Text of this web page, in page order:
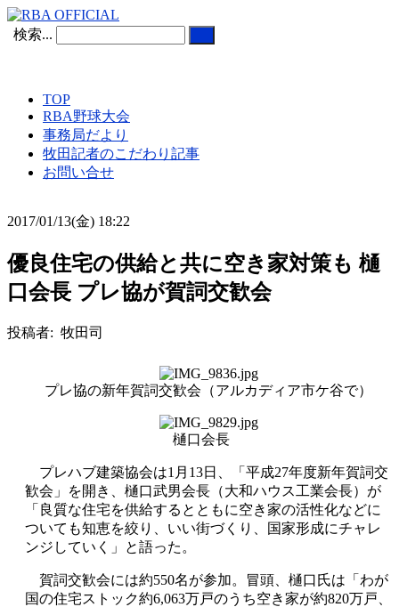
検索...
TOP
RBA野球大会
事務局だより
牧田記者のこだわり記事
お問い合せ
2017/01/13(金) 18:22
優良住宅の供給と共に空き家対策も 樋
口会長 プレ協が賀詞交歓会
投稿者: 牧田司
プレ協の新年賀詞交歓会（アルカディア市ケ谷で）
樋口会長
プレハブ建築協会は1月13日、「平成27年度新年賀詞交
歓会」を開き、樋口武男会長（大和ハウス工業会長）が
「良質な住宅を供給するとともに空き家の活性化などに
ついても知恵を絞り、いい街づくり、国家形成にチャレ
ンジしていく」と語った。
賀詞交歓会には約550名が参加。冒頭、樋口氏は「わが
国の住宅ストック約6,063万戸のうち空き家が約820万戸、